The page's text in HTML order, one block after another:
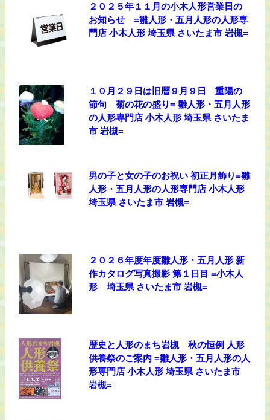
２０２５年１１月の小木人形営業日の
お知らせ =雛人形・五月人形の人形専
門店 小木人形 埼玉県 さいたま市 岩槻=
１０月２９日は旧暦９月９日 重陽の
節句 菊の花の盛り= 雛人形・五月人形
の人形専門店 小木人形 埼玉県 さいたま
市 岩槻=
男の子と女の子のお祝い 初正月飾り=雛
人形・五月人形の人形専門店 小木人形
埼玉県 さいたま市 岩槻=
２０２６年度年度雛人形・五月人形 新
作カタログ写真撮影 第１日目 =小木人
形 埼玉県 さいたま市 岩槻=
歴史と人形のまち岩槻 秋の恒例 人形
供養祭のご案内 =雛人形・五月人形の人
形専門店 小木人形 埼玉県 さいたま市
岩槻=